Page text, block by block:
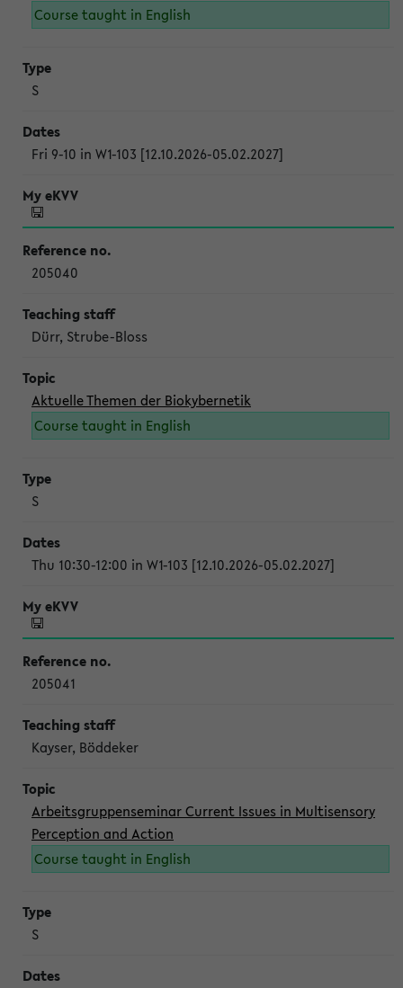
Course taught in English
S
Fri 9-10 in W1-103 [12.10.2026-05.02.2027]
205040
Dürr, Strube-Bloss
Aktuelle Themen der Biokybernetik
Course taught in English
S
Thu 10:30-12:00 in W1-103 [12.10.2026-05.02.2027]
205041
Kayser, Böddeker
Arbeitsgruppenseminar Current Issues in Multisensory
Perception and Action
Course taught in English
S